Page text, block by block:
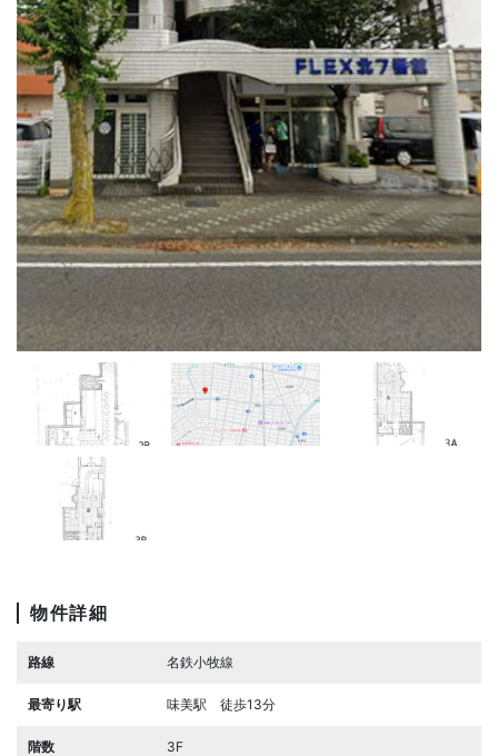
物件詳細
路線 名鉄小牧線
最寄り駅 味美駅 徒歩13分
階数 3F